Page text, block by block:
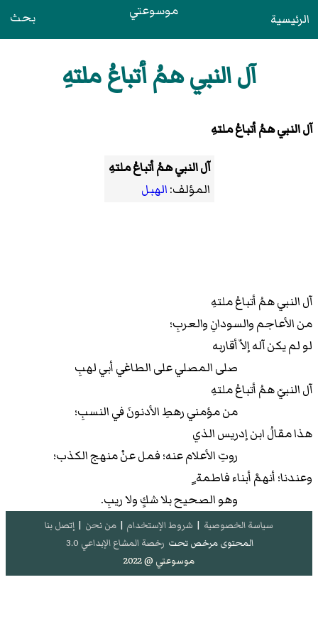
الرئيسية موسوعتي بحث
آل النبي همُ أتباعُ ملتهِ
آل النبي همُ أتباعُ ملتهِ
آل النبي همُ أتباعُ ملتهِ
المؤلف:الهبل
آل النبي همُ أتباعُ ملتهِ
من الأعاجم والسودانِ والعربِ؛
لو لم يكن آله إلاّ أقاربه
صلى المصلي على الطاغي أبي لهبِ
آل النبيّ همُ أتباعُ ملتهِ
من مؤمني رهطِ الأدنونَ في النسبِ؛
هذا مقالُ ابن إدريس الذي
روتِ الأعلام عنه؛ فمل عنْ منهج الكذب؛
وعندنا؛ أنهمْ أبناء فاطمة ٍ
وهو الصحيح بلا شكٍ ولا ريبِ.
سياسة الخصوصية | شروط الإستخدام | من نحن | إتصل بنا
المحتوى مرخص تحت رخصة المشاع الإبداعي 3.0
موسوعتي @ 2022